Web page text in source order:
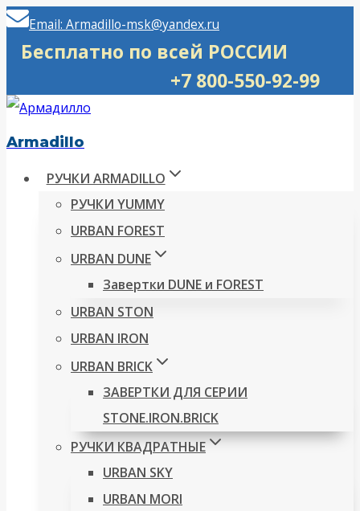
Перейти
Email: Armadillo-msk@yandex.ru
Бесплатно по всей РОССИИ
+7 800-550-92-99
Armadillo
РУЧКИ ARMADILLO
РУЧКИ YUMMY
URBAN FOREST
URBAN DUNE
Завертки DUNE и FOREST
URBAN STON
URBAN IRON
URBAN BRICK
ЗАВЕРТКИ ДЛЯ СЕРИИ
STONE.IRON.BRICK
РУЧКИ КВАДРАТНЫЕ
URBAN SKY
URBAN MORI